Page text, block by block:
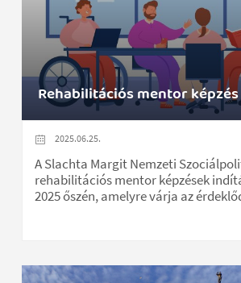
Rehabilitációs mentor
2025.06.25.
A Slachta Margit Nemzeti
rehabilitációs mentor képzések
2025 őszén, amelyre várja az